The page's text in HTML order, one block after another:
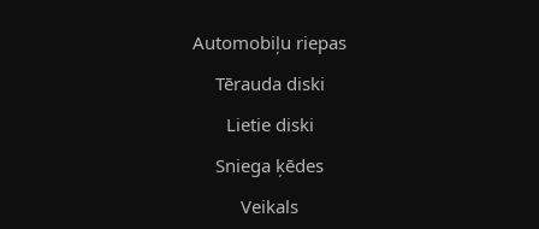
Automobiļu riepas
Tērauda diski
Lietie diski
Sniega ķēdes
Veikals